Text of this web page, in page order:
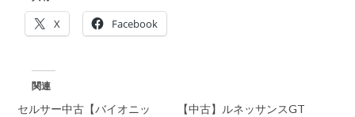
X Facebook
関連
セルサー中古【バイオニッ
【中古】ルネッサンスGT